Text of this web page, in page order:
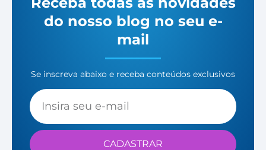
do nosso blog no seu e-
mail
Se inscreva abaixo e receba conteúdos exclusivos
CADASTRAR